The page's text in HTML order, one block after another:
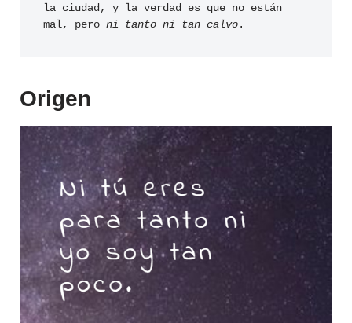
la ciudad, y la verdad es que no están
mal, pero ni tanto ni tan calvo .
Origen